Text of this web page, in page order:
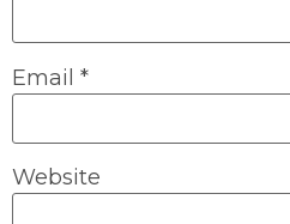
Email *
Website